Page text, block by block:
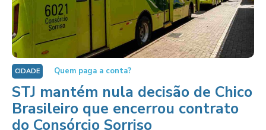
CIDADE Quem paga a conta?
STJ mantém nula decisão de Chico
Brasileiro que encerrou contrato
do Consórcio Sorriso